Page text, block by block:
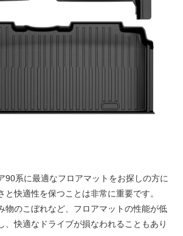
90系に最適なフロアマットをお探しの方に
と快適性を保つことは非常に重要です。
物のこぼれなど、フロアマットの性能が低
、快適なドライブが損なわれることもあり